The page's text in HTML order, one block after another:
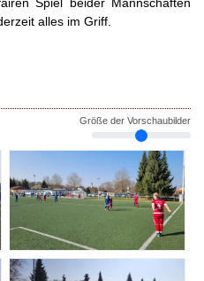
alles im Griff.
Größe der Vorschaubilder